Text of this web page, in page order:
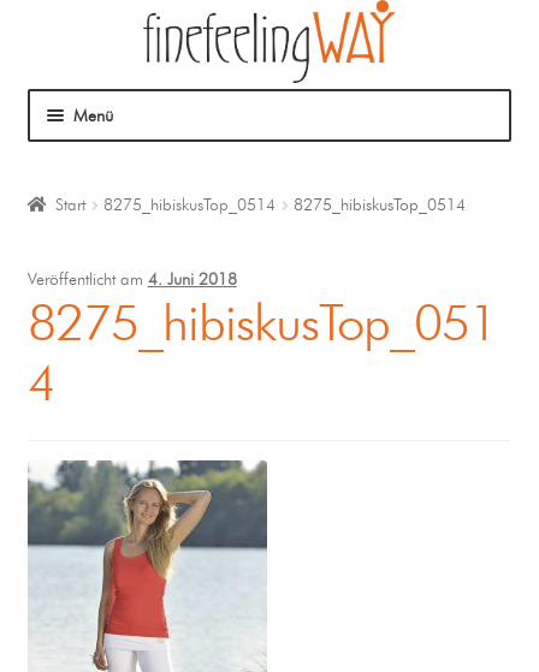
Menü
Coaching
Klangmassage
Start 8275_hibiskusTop_0514 8275_hibiskusTop_0514
Veröffentlicht am 4. Juni 2018
8275_hibiskusTop_051
4